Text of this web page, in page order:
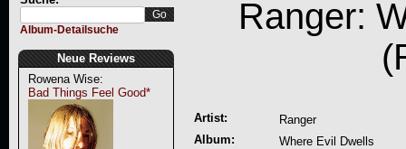
Album-Detailsuche
Neue Reviews
Rowena Wise:
Bad Things Feel Good*
Ranger:
Artist:
Ranger
Album:
Where Evil Dwells